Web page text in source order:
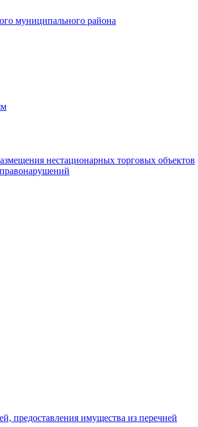
муниципального района
нестационарных торговых объектов
предоставления имущества из перечней